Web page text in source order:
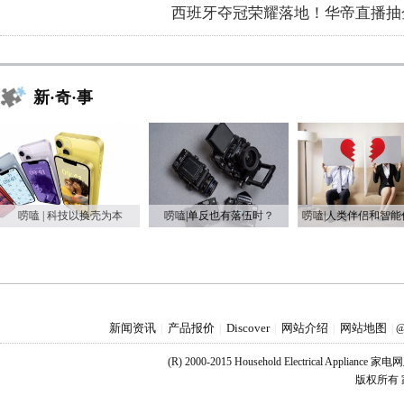
西班牙夺冠荣耀落地！华帝直播
新·奇·事
唠嗑 | 科技以换壳为本 唠嗑|单反也有落伍时？
新闻资讯 产品报价 Discover 网站介绍 网站地图
(R) 2000-2015 Household Electrical Appliance 家电
版权所有